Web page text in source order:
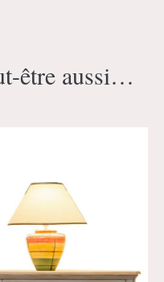
être aussi…